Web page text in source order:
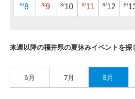
8/8 8/9 8/10 8/11 8/12 8/
来週以降の福井県の夏休みイベントを探
6月 7月 8月